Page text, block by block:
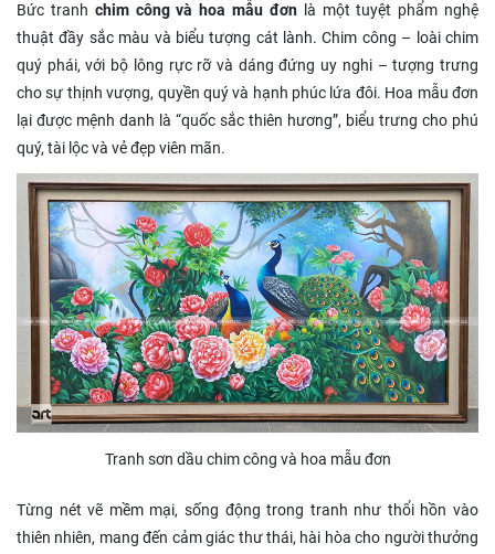
Bức tranh chim công và hoa mẫu đơnlà một tuyệt phẩm nghệ
thuật đầy sắc màu và biểu tượng cát lành. Chim công – loài chim
quý phái, với bộ lông rực rỡ và dáng đứng uy nghi – tượng trưng
cho sự thịnh vượng, quyền quý và hạnh phúc lứa đôi. Hoa mẫu đơn
lại được mệnh danh là “quốc sắc thiên hương”, biểu trưng cho phú
quý, tài lộc và vẻ đẹp viên mãn.
Tranh sơn dầu chim công và hoa mẫu đơn
Từng nét vẽ mềm mại, sống động trong tranh như thổi hồn vào
thiên nhiên, mang đến cảm giác thư thái, hài hòa cho người thưởng